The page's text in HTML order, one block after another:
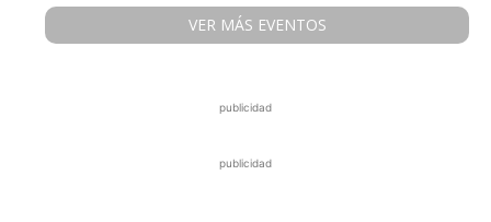
VER MÁS EVENTOS
publicidad
publicidad